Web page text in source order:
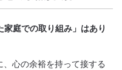
庭での取り組み」はあり
心の余裕を持って接する